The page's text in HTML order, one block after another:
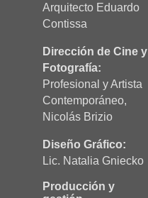
Arquitecto Eduardo
Contissa
Dirección de Cine y
Fotografía:
Profesional y Artista
Contemporáneo,
Nicolás Brizio
Diseño Gráfico:
Lic. Natalia Gniecko
Producción y